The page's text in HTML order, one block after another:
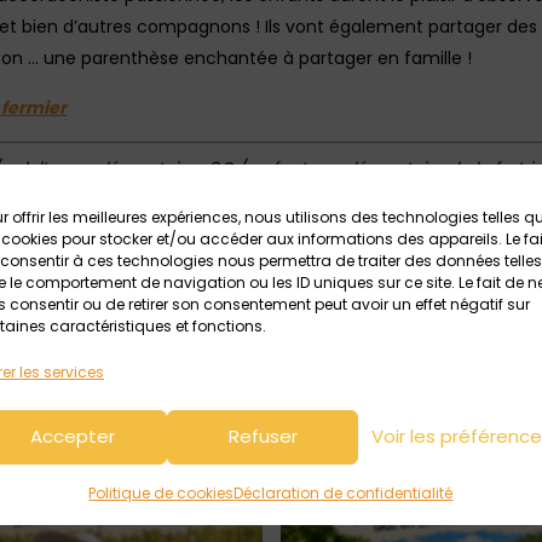
offrir les meilleures expériences, nous utilisons des technologies telles
pour stocker et/ou accéder aux informations des appareils. Le
à ces technologies nous permettra de traiter des données telles
le comportement de navigation ou les ID uniques sur ce site. Le fait de
consentir ou de retirer son consentement peut avoir un effet négatif sur
caractéristiques et fonctions.
les services
Accepter Refuser Voir les
Politique de cookiesDéclaration de confidentialité
bien d’autres compagnons ! Ils vont également partager
… une parenthèse enchantée à partager en famille !
fermier
adulte supplémentaire : 8€ / enfant supplémentaire de la
(sauf dimanches, sauf 1er mai, l’après-midi le 14 avril) + ponts
téléphone au 07 50 69 38 26 ou à
Toutes les infos sur La Combe aux Ânes